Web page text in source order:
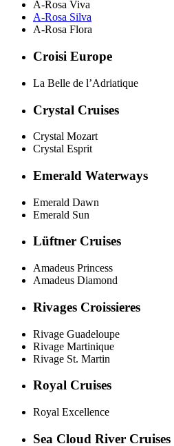
A-Rosa Viva
A-Rosa Silva
A-Rosa Flora
Croisi Europe
La Belle de l’Adriatique
Crystal Cruises
Crystal Mozart
Crystal Esprit
Emerald Waterways
Emerald Dawn
Emerald Sun
Lüftner Cruises
Amadeus Princess
Amadeus Diamond
Rivages Croissieres
Rivage Guadeloupe
Rivage Martinique
Rivage St. Martin
Royal Cruises
Royal Excellence
Sea Cloud River Cruises